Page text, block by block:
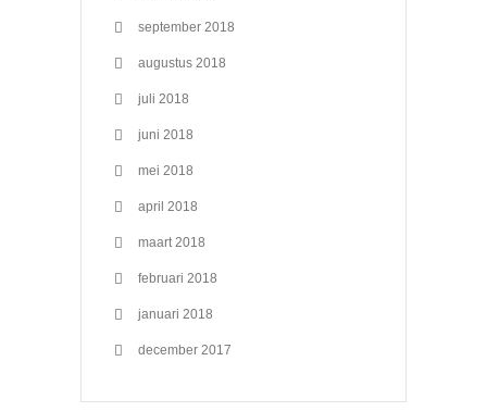
september 2018
augustus 2018
juli 2018
juni 2018
mei 2018
april 2018
maart 2018
februari 2018
januari 2018
december 2017